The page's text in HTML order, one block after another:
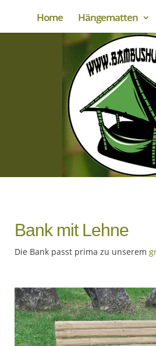
Home Hängematten
Bank mit Lehne
Die Bank passt prima zu unserem